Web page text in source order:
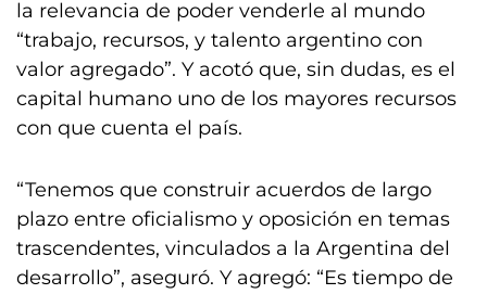
la relevancia de poder venderle al mundo
“trabajo, recursos, y talento argentino con
valor agregado”. Y acotó que, sin dudas, es el
capital humano uno de los mayores recursos
con que cuenta el país.
“Tenemos que construir acuerdos de largo
plazo entre oficialismo y oposición en temas
trascendentes, vinculados a la Argentina del
desarrollo”, aseguró. Y agregó: “Es tiempo de